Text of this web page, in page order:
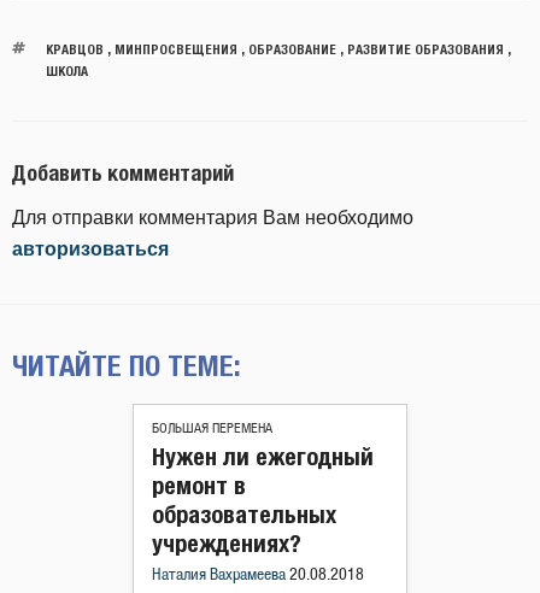
КРАВЦОВ , МИНПРОСВЕЩЕНИЯ , ОБРАЗОВАНИЕ, РАЗВИТИЕ ОБРАЗОВАНИЯ ,
ШКОЛА
Добавить комментарий
Для отправки комментария Вам необходимо
авторизоваться
ЧИТАЙТЕ ПО ТЕМЕ:
БОЛЬШАЯ ПЕРЕМЕНА
Нужен ли ежегодный
ремонт в
образовательных
учреждениях?
Наталия Вахрамеева 20.08.2018